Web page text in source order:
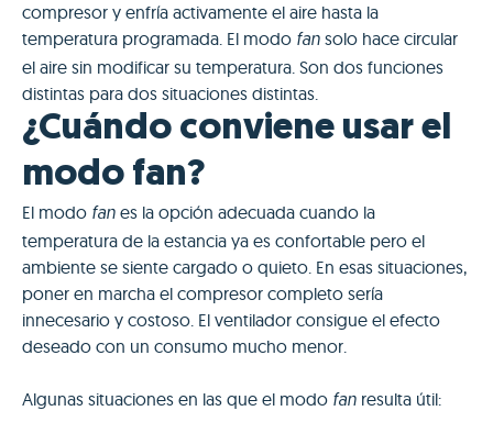
compresor y enfría activamente el aire hasta la
temperatura programada. El modo fan solo hace circular
el aire sin modificar su temperatura. Son dos funciones
distintas para dos situaciones distintas.
¿Cuándo conviene usar el
modo fan?
El modo fan es la opción adecuada cuando la
temperatura de la estancia ya es confortable pero el
ambiente se siente cargado o quieto. En esas situaciones,
poner en marcha el compresor completo sería
innecesario y costoso. El ventilador consigue el efecto
deseado con un consumo mucho menor.
Algunas situaciones en las que el modo fan resulta útil: